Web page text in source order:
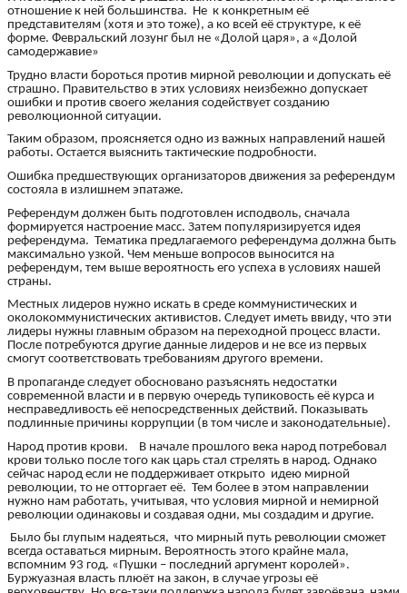
отношение к ней большинства. Не к конкретным её
представителям (хотя и это тоже), а ко всей её структуре, к её
форме. Февральский лозунг был не «Долой царя», а «Долой
самодержавие»
Трудно власти бороться против мирной революции и допускать её
страшно. Правительство в этих условиях неизбежно допускает
ошибки и против своего желания содействует созданию
революционной ситуации.
Таким образом, проясняется одно из важных направлений нашей
работы. Остается выяснить тактические подробности.
Ошибка предшествующих организаторов движения за референдум
состояла в излишнем эпатаже.
Референдум должен быть подготовлен исподволь, сначала
формируется настроение масс. Затем популяризируется идея
референдума. Тематика предлагаемого референдума должна быть
максимально узкой. Чем меньше вопросов выносится на
референдум, тем выше вероятность его успеха в условиях нашей
страны.
Местных лидеров нужно искать в среде коммунистических и
околокоммунистических активистов. Следует иметь ввиду, что эти
лидеры нужны главным образом на переходной процесс власти.
После потребуются другие данные лидеров и не все из первых
смогут соответствовать требованиям другого времени.
В пропаганде следует обосновано разъяснять недостатки
современной власти и в первую очередь тупиковость её курса и
несправедливость её непосредственных действий. Показывать
подлинные причины коррупции (в том числе и законодательные).
Народ против крови. В начале прошлого века народ потребовал
крови только после того как царь стал стрелять в народ. Однако
сейчас народ если не поддерживает открыто идею мирной
революции, то не отторгает её. Тем более в этом направлении
нужно нам работать, учитывая, что условия мирной и немирной
революции одинаковы и создавая одни, мы создадим и другие.
Было бы глупым надеяться, что мирный путь революции сможет
всегда оставаться мирным. Вероятность этого крайне мала,
вспомним 93 год. «Пушки – последний аргумент королей».
Буржуазная власть плюёт на закон, в случае угрозы её